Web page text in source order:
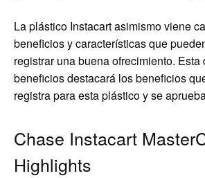
La plástico Instacart asimismo viene
beneficios y características que
registrar una buena ofrecimiento. Esta
beneficios destacará los beneficios
registra para esta plástico y se
Chase Instacart
Highlights